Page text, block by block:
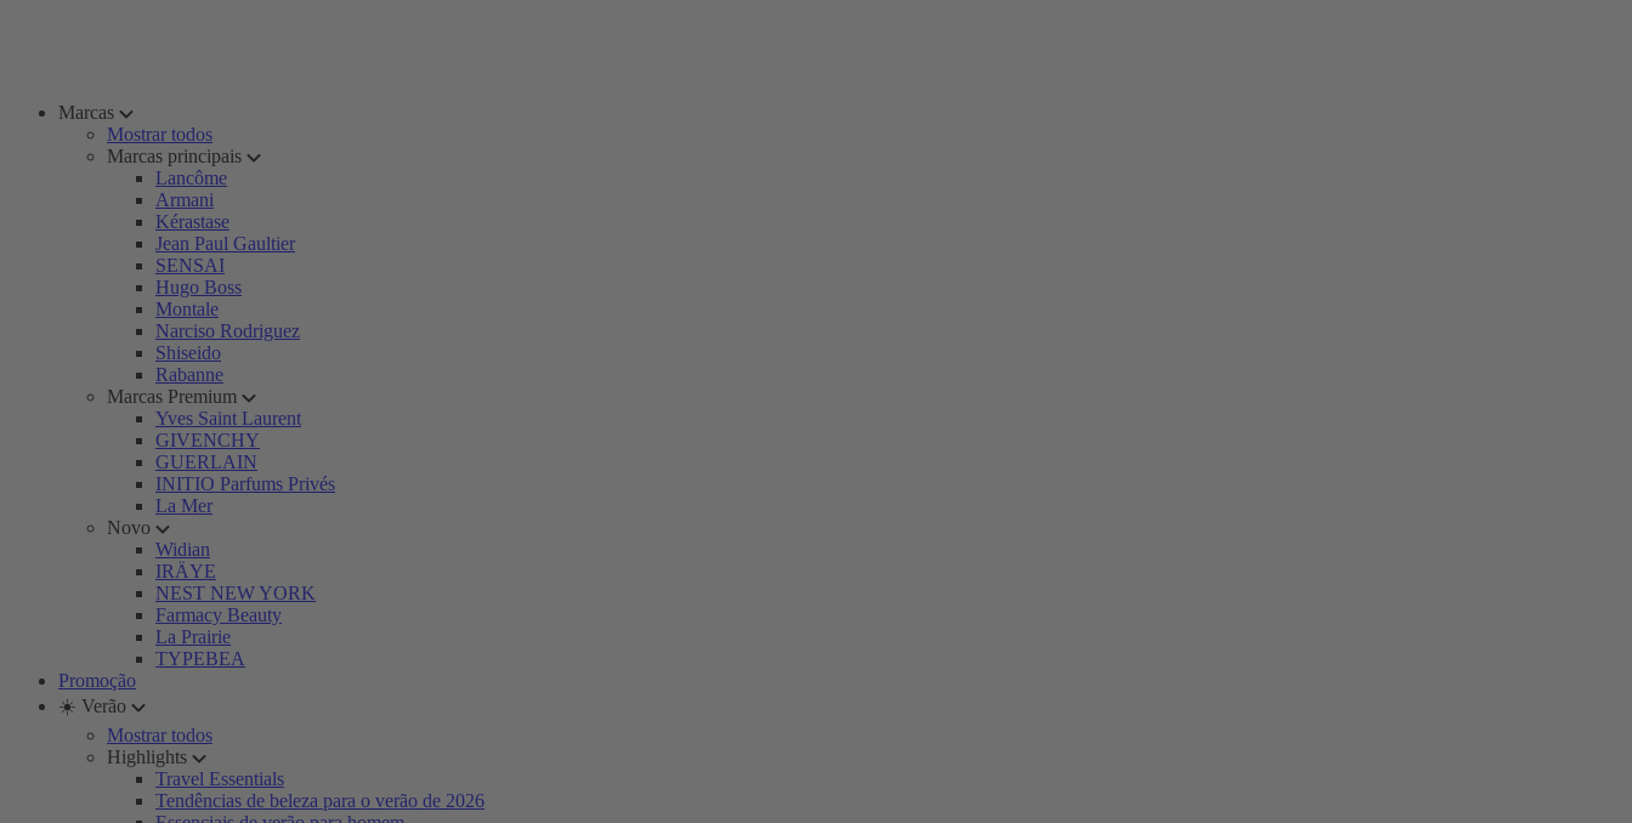
Marcas
Mostrar todos
Marcas principais
Lancôme
Armani
Kérastase
Jean Paul Gaultier
SENSAI
Hugo Boss
Montale
Narciso Rodriguez
Shiseido
Rabanne
Marcas Premium
Yves Saint Laurent
GIVENCHY
GUERLAIN
INITIO Parfums Privés
La Mer
Novo
Widian
IRÄYE
NEST NEW YORK
Farmacy Beauty
La Prairie
TYPEBEA
Promoção
☀️ Verão
Mostrar todos
Highlights
Travel Essentials
Tendências de beleza para o verão de 2026